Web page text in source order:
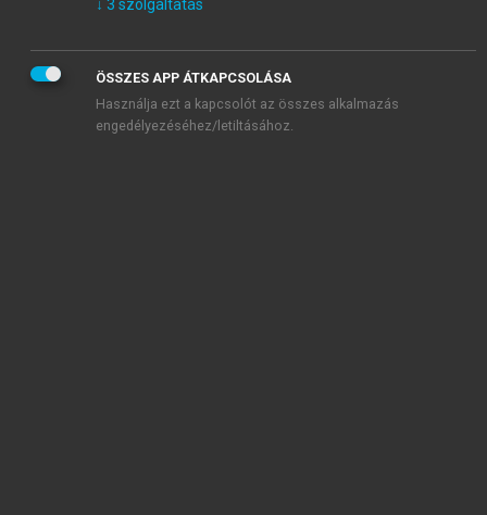
KIPRÓBÁLOM
↓ 3 szolgáltatás
ÖSSZES APP ÁTKAPCSOLÁSA
Használja ezt a kapcsolót az összes alkalmazás
engedélyezéséhez/letiltásához.